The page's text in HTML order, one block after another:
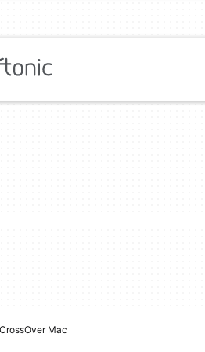
CrossOver Mac